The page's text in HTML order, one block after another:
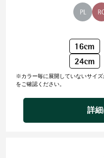
※カラー毎に展開していないサイ
をご確認ください。
詳